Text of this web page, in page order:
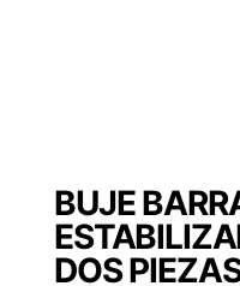
BUJE
DOS